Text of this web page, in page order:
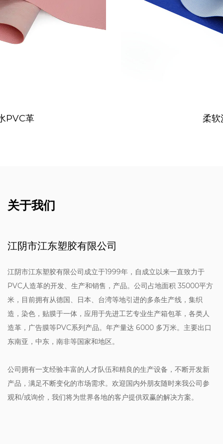
关于我们
江阴市江东塑胶有限公司
江阴市江东塑胶有限公司成立于1999年，自成立以来一直致力于
PVC人造革的开发、生产和销售，产品。公司占地面积 35000平方
米，目前拥有从德国、日本、台湾等地引进的多条生产线，集织
造，染色，贴膜于一体，应用于先进工艺专业生产箱包革，各类人
造革，广告膜等PVC系列产品。年产量达 6000 多万米。主要出口
东南亚，中东，南非等国家和地区。
公司拥有一支经验丰富的人才队伍和精良的生产设备，不断开发新
产品，满足不断变化的市场需求。欢迎国内外朋友随时来我公司参
观和/或询价，我们将为世界各地的客户提供双赢的解决方案。